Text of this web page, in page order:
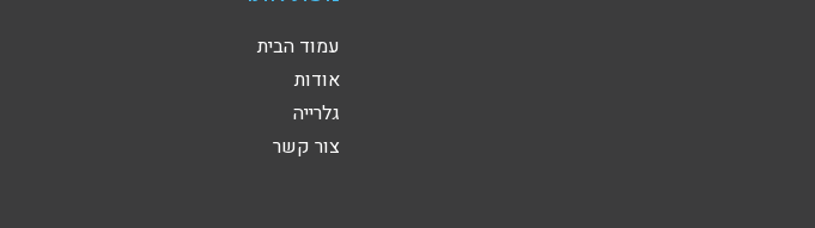
עמוד הבית
אודות
גלרייה
צור קשר